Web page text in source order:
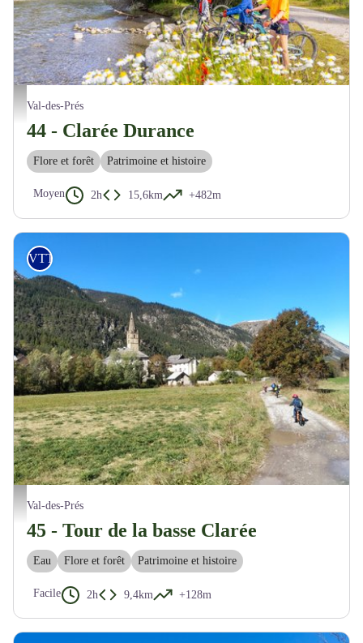
©️Thibaut Blais
Val-des-Prés
44 - Clarée Durance
Flore et forêt Patrimoine et histoire
Moyen 2h 15,6km +482m
Découverte des villages de la vallée de la Clarée - M. Buffet
VTT
Val-des-Prés
45 - Tour de la basse Clarée
Eau Flore et forêt Patrimoine et histoire
Facile 2h 9,4km +128m